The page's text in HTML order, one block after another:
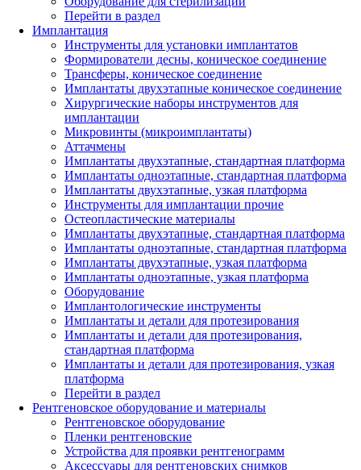
Перейти в раздел
Имплантация
Инструменты для установки имплантатов
Формирователи десны, коническое соединение
Трансферы, коническое соединение
Имплантаты двухэтапные коническое соединение
Хирургические наборы инструментов для
имплантации
Микровинты (микроимплантаты)
Аттачмены
Имплантаты двухэтапные, стандартная платформа
Имплантаты одноэтапные, стандартная платформа
Имплантаты двухэтапные, узкая платформа
Инструменты для имплантации прочие
Остеопластические материалы
Имплантаты двухэтапные, стандартная платформа
Имплантаты одноэтапные, стандартная платформа
Имплантаты двухэтапные, узкая платформа
Имплантаты одноэтапные, узкая платформа
Оборудование
Имплантологические инструменты
Имплантаты и детали для протезирования
Имплантаты и детали для протезирования,
стандартная платформа
Имплантаты и детали для протезирования, узкая
платформа
Перейти в раздел
Рентгеновское оборудование и материалы
Рентгеновское оборудование
Пленки рентгеновские
Устройства для проявки рентгенограмм
Аксессуары для рентгеновских снимков